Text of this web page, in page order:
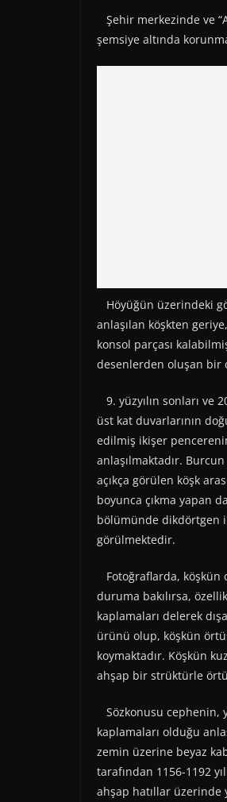
Şehir merkezinde ve
şemsiye altında
Höyüğün üzerindeki
anlaşılan köşkten
konsol parçası
desenlerden oluşan bir
9. yüzyılın sonları ve
üst kat duvarlarının
edilmiş ikişer
anlaşılmaktadır.
açıkça görülen köşk
boyunca çıkma yapan
bölümünde dikdörtgen
görülmektedir.
Fotoğraflarda, köşkün
duruma bakılırsa,
kaplamaları delerek
ürünü olup, köşkün
koymaktadır. Köşkün
ahşap bir strüktürle
Sözkonusu cephenin,
kaplamaları olduğu
zemin üzerine beyaz
tarafından 1156-1192
ahşap hatıllar üzerinde